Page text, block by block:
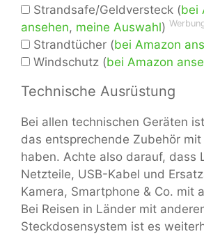
Strandsafe/Geldversteck (bei
ansehen, meine Auswahl)
Strandtücher (bei Amazon
Windschutz (bei Amazon
Technische Ausrüstung
Bei allen technischen Geräten
das entsprechende Zubehör mit
haben. Achte also darauf, dass
Netzteile, USB-Kabel und
Kamera, Smartphone & Co. mit
Bei Reisen in Länder mit
Steckdosensystem ist es